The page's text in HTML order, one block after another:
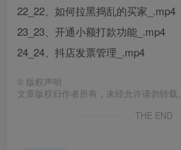
22_22、如何拉黑捣乱的买家_.mp4
23_23、开通小额打款功能_.mp4
24_24、抖店发票管理_.mp4
© 版权声明
文章版权归作者所有，未经允许请勿转载。
THE END